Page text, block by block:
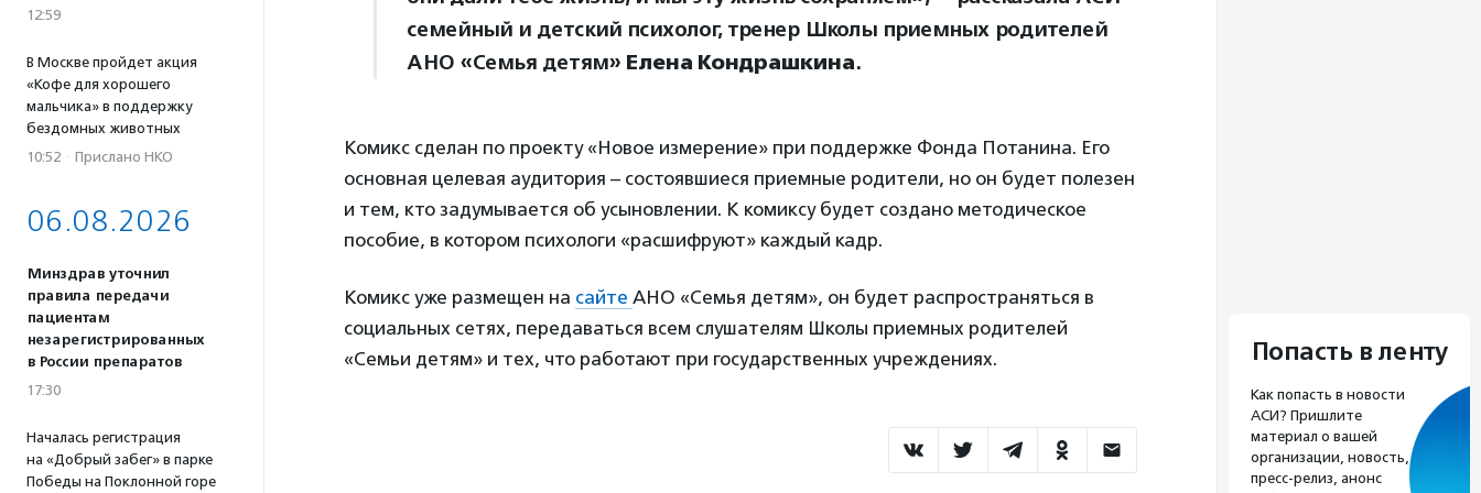
12:59
В Москве пройдет акция
«Кофе для хорошего
мальчика» в поддержку
бездомных животных
10:52 · Прислано НКО
06.08.2026
Минздрав уточнил
правила передачи
пациентам
незарегистрированных
в России препаратов
17:30
Началась регистрация
на «Добрый забег» в парке
Победы на Поклонной горе
семейный и детский психолог, тренер Школы приемных родителей
АНО «Семья детям» Елена Кондрашкина.
Комикс сделан по проекту «Новое измерение» при поддержке Фонда Потанина. Его
основная целевая аудитория – состоявшиеся приемные родители, но он будет полезен
и тем, кто задумывается об усыновлении. К комиксу будет создано методическое
пособие, в котором психологи «расшифруют» каждый кадр.
Комикс уже размещен на сайте АНО «Семья детям», он будет распространяться в
социальных сетях, передаваться всем слушателям Школы приемных родителей
«Семьи детям» и тех, что работают при государственных учреждениях.
Попасть в ленту
Как попасть в новости
АСИ? Пришлите
материал о вашей
организации, новость,
пресс-релиз, анонс